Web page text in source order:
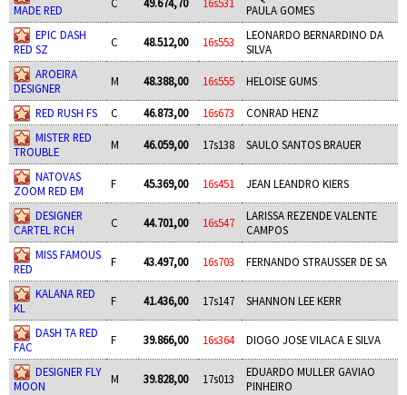
MADE RED
PAULA GOMES
EPIC DASH
RED SZ
C 48.512,00 16s553
LEONARDO BERNARDINO DA
SILVA
AROEIRA
DESIGNER
M 48.388,00 16s555 HELOISE GUMS
RED RUSH FS C 46.873,00 16s673
CONRAD HENZ
MISTER RED
TROUBLE
M 46.059,00 17s138 SAULO SANTOS BRAUER
NATOVAS
ZOOM RED EM
F 45.369,00 16s451 JEAN LEANDRO KIERS
DESIGNER
CARTEL RCH
C 44.701,00 16s547
LARISSA REZENDE VALENTE
CAMPOS
MISS FAMOUS
RED
F 43.497,00 16s703 FERNANDO STRAUSSER DE SA
KALANA RED
KL
F 41.436,00 17s147 SHANNON LEE KERR
DASH TA RED
FAC
F 39.866,00 16s364 DIOGO JOSE VILACA E SILVA
DESIGNER FLY
MOON
M 39.828,00 17s013
EDUARDO MULLER GAVIAO
PINHEIRO